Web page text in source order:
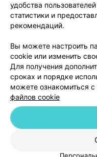
Написать
© 2026 ООО «Артокс Лаб», УНП
Служба
удобства
статистики и
рекомендаций.
Вы можете настроить
cookie или изменить
Для получения
сроках и порядке
можете ознакомиться
файлов cookie